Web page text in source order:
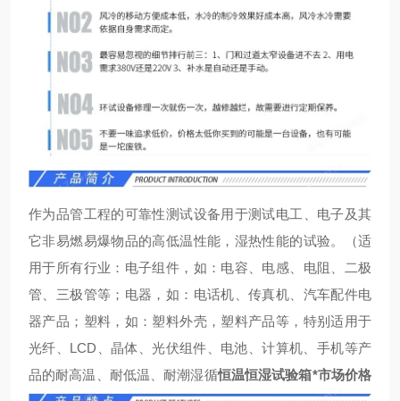
作为品管工程的可靠性测试设备用于测试电工、电子及其
它非易燃易爆物品的高低温性能，湿热性能的试验。（适
用于所有行业：电子组件，如：电容、电感、电阻、二极
管、三极管等；电器，如：电话机、传真机、汽车配件电
器产品；塑料，如：塑料外壳，塑料产品等，特别适用于
光纤、LCD、晶体、光伏组件、电池、计算机、手机等产
品的耐高温、耐低温、耐潮湿循恒温恒湿试验箱*市场价格